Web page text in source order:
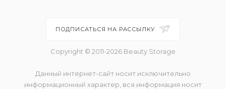
ПОДПИСАТЬСЯ НА РАССЫЛКУ
Copyright © 2011-2026 Beauty Storage
Данный интернет-сайт носит исключительно
информационный характер, вся информация носит